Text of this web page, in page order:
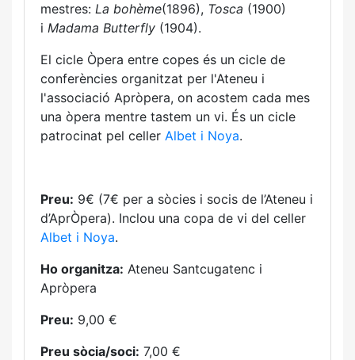
mestres: La bohème(1896), Tosca (1900)
i Madama Butterfly (1904).
El cicle Òpera entre copes és un cicle de
conferències organitzat per l'Ateneu i
l'associació Apròpera, on acostem cada mes
una òpera mentre tastem un vi. És un cicle
patrocinat pel celler Albet i Noya.
Preu: 9€ (7€ per a sòcies i socis de l’Ateneu i
d’AprÒpera). Inclou una copa de vi del celler
Albet i Noya.
Ho organitza: Ateneu Santcugatenc i
Apròpera
Preu: 9,00 €
Preu sòcia/soci: 7,00 €